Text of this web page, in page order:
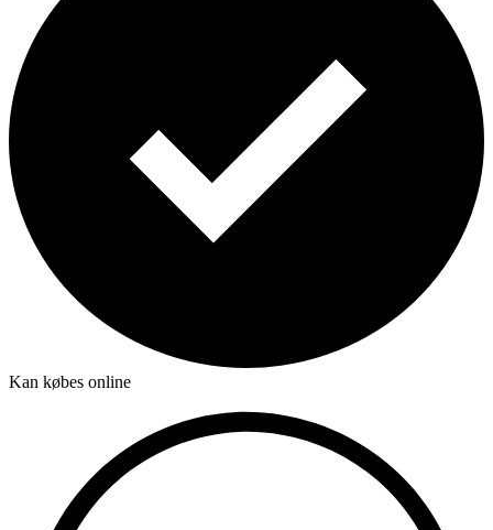
Kan købes online